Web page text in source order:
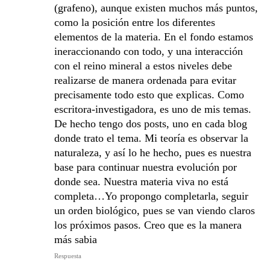
(grafeno), aunque existen muchos más puntos,
como la posición entre los diferentes
elementos de la materia. En el fondo estamos
ineraccionando con todo, y una interacción
con el reino mineral a estos niveles debe
realizarse de manera ordenada para evitar
precisamente todo esto que explicas. Como
escritora-investigadora, es uno de mis temas.
De hecho tengo dos posts, uno en cada blog
donde trato el tema. Mi teoría es observar la
naturaleza, y así lo he hecho, pues es nuestra
base para continuar nuestra evolución por
donde sea. Nuestra materia viva no está
completa…Yo propongo completarla, seguir
un orden biológico, pues se van viendo claros
los próximos pasos. Creo que es la manera
más sabia
Respuesta